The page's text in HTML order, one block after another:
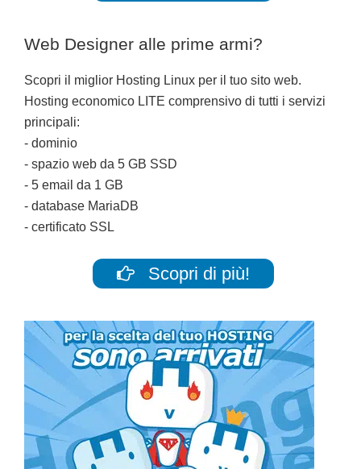
Web Designer alle prime armi?
Scopri il miglior Hosting Linux per il tuo sito web.
Hosting economico LITE comprensivo di tutti i servizi
principali:
- dominio
- spazio web da 5 GB SSD
- 5 email da 1 GB
- database MariaDB
- certificato SSL
Scopri di più!